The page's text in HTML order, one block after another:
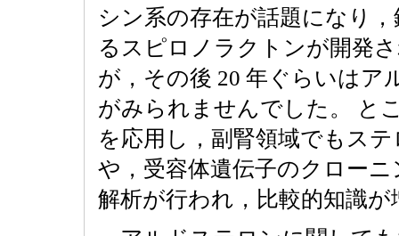
シン系の存在が話題になり
るスピロノラクトンが開発
が，その後 20 年ぐらいはア
がみられませんでした。 と
を応用し，副腎領域でもス
や，受容体遺伝子のクロー
解析が行われ，比較的知識